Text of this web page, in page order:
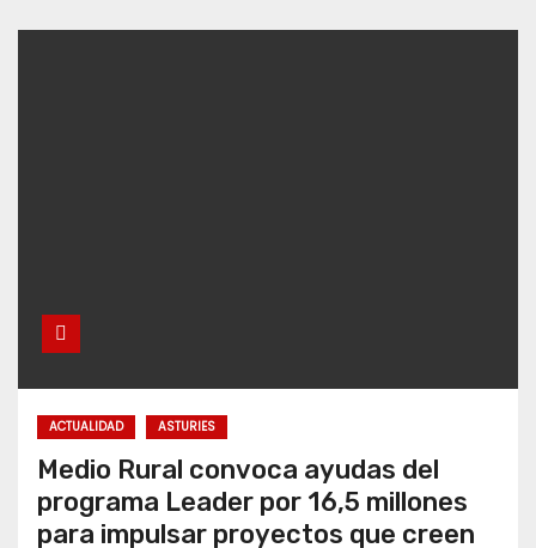
ACTUALIDAD ASTURIES
Medio Rural convoca ayudas del
programa Leader por 16,5 millones
para impulsar proyectos que creen